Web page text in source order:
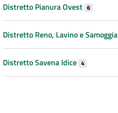
Distretto Pianura Ovest 6
Distretto Reno, Lavino e Samoggia
Distretto Savena Idice 4